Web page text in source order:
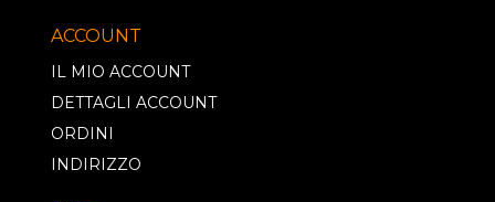
ACCOUNT
IL MIO ACCOUNT
DETTAGLI ACCOUNT
ORDINI
INDIRIZZO